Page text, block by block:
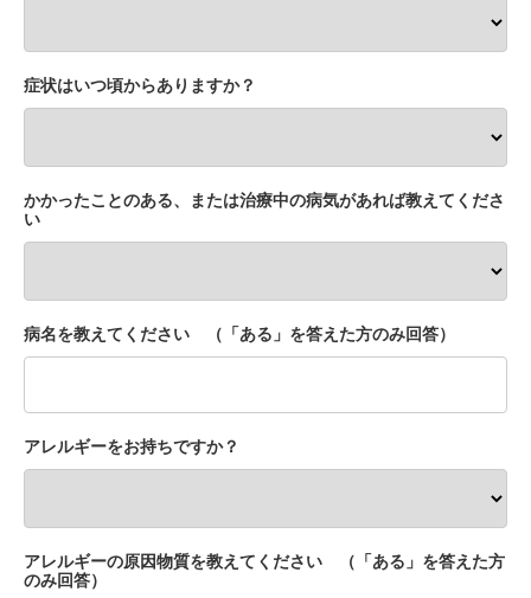
症状はいつ頃からありますか？
かかったことのある、または治療中の病気があれば教えてくださ
い
病名を教えてください （「ある」を答えた方のみ回答）
アレルギーをお持ちですか？
アレルギーの原因物質を教えてください （「ある」を答えた方
のみ回答）